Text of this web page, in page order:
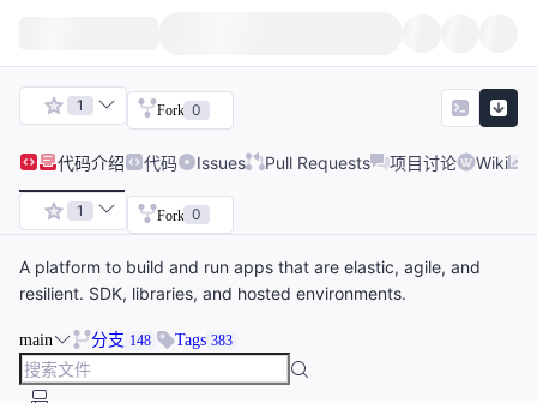
1 Fork 0
代码介绍 代码 Issues Pull Requests 项目讨论 Wiki
1 Fork 0
A platform to build and run apps that are elastic, agile, and
resilient. SDK, libraries, and hosted environments.
main 分支 148 Tags 383